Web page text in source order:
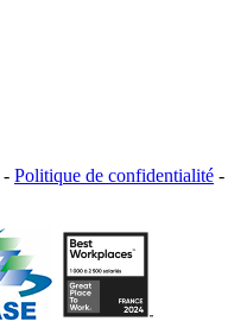
- Politique de confidentialité -